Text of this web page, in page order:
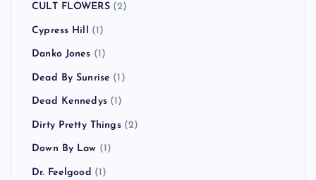
CULT FLOWERS(2)
Cypress Hill (1)
Danko Jones (1)
Dead By Sunrise (1)
Dead Kennedys(1)
Dirty Pretty Things(2)
Down By Law (1)
Dr. Feelgood (1)